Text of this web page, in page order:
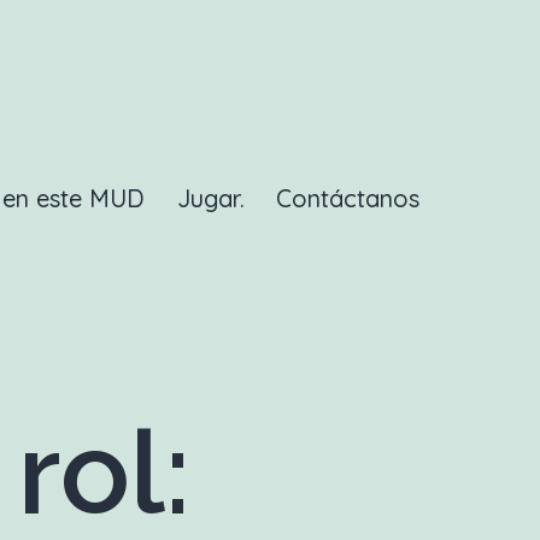
este MUD Jugar. Contáctanos